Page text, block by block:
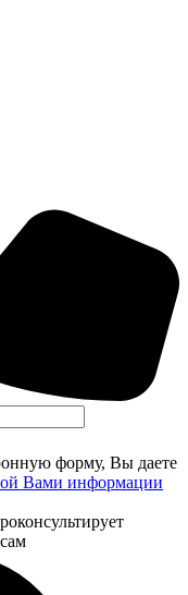
форму, Вы даете
Вами информации